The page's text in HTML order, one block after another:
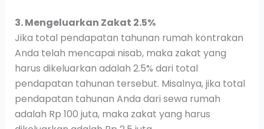
3. Mengeluarkan Zakat 2.5%
Jika total pendapatan tahunan rumah kontrakan
Anda telah mencapai nisab, maka zakat yang
harus dikeluarkan adalah 2.5% dari total
pendapatan tahunan tersebut. Misalnya, jika total
pendapatan tahunan Anda dari sewa rumah
adalah Rp 100 juta, maka zakat yang harus